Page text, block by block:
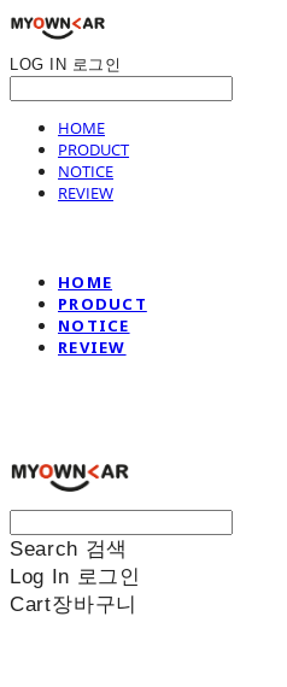
LOG IN 로그인
HOME
PRODUCT
NOTICE
REVIEW
HOME
PRODUCT
NOTICE
REVIEW
Search 검색
Log In 로그인
Cart장바구니